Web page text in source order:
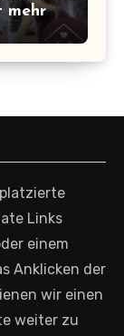
mehr
Links
einem
Anklicken der
wir einen
weiter zu